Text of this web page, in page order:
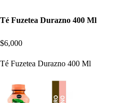
Té Fuzetea Durazno 400 Ml
$6,000
Té Fuzetea Durazno 400 Ml